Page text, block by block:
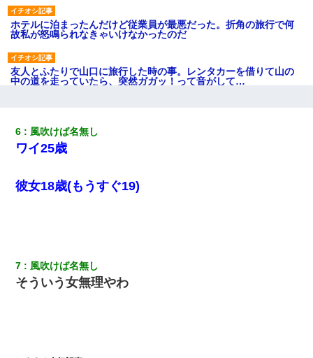
ホテルに泊まったんだけど従業員が最悪だった。折角の旅行で何
故私が怒鳴られなきゃいけなかったのだ
友人とふたりで山口に旅行した時の事。レンタカーを借りて山の
中の道を走っていたら、突然ガガッ！って音がして…
断りした。後日Aの企みを知ってゾッとするやら腹立つやら！
3000万円」→数年後。私「妹が病気になったから援助して欲し
い」→
6 風吹けば名無し
ワイ25歳
彼女18歳(もうすぐ19)
7 風吹けば名無し
そういう女無理やわ